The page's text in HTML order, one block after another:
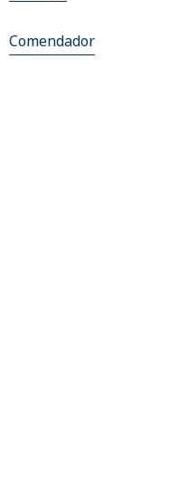
Comendador